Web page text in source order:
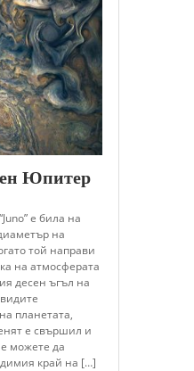
Юпитер
е била на
на
той направи
на атмосферата
десен ъгъл на
планетата,
е свършил и
можете да
край на […]